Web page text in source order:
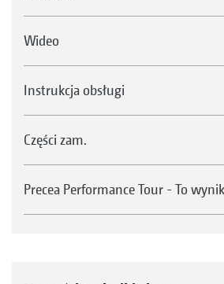
Wideo
Instrukcja obsługi
Części zam.
Precea Performance Tour - To